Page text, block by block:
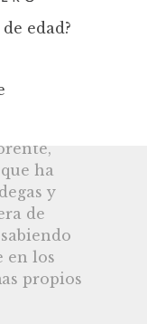
edad?
otras
y
ha
y
de
en los
propios